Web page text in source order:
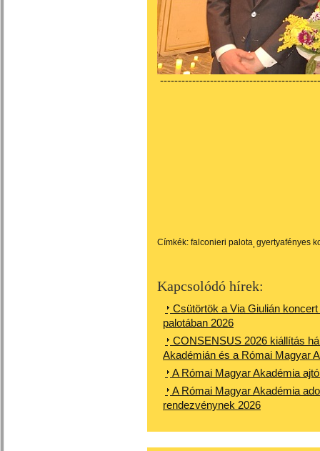
Címkék: falconieri palota gyertyafényes
Kapcsolódó hírek:
Csütörtök a Via Giulián
palotában 2026
CONSENSUS 2026 kiállítás
Akadémián és a Római Magyar
A Római Magyar Akadémia
A Római Magyar Akadémia
rendezvénynek 2026